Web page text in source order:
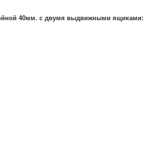
40мм. с двумя выдвижными ящиками: